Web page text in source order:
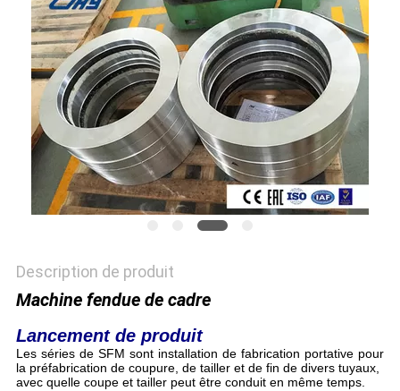
VIE
PRIVÉE
Description de produit
Machine fendue de cadre
Lancement de produit
Les séries de SFM sont installation de fabrication portative pour
la préfabrication de coupure, de tailler et de fin de divers tuyaux,
avec quelle coupe et tailler peut être conduit en même temps.